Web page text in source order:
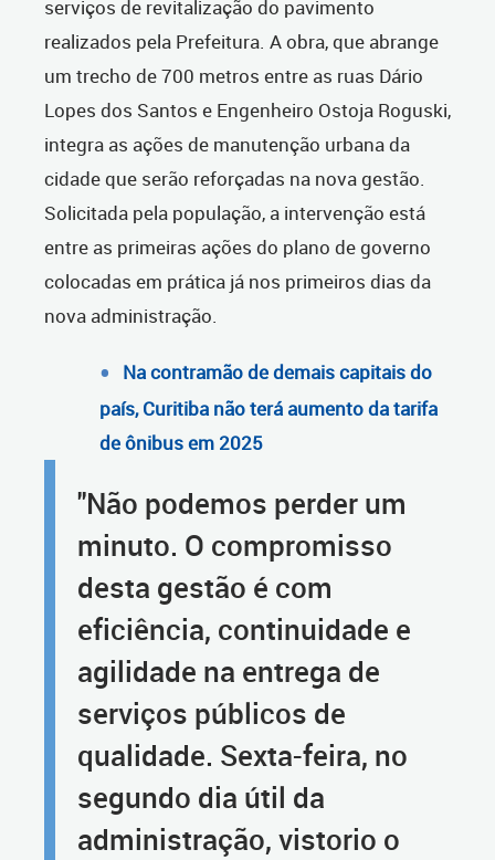
serviços de revitalização do pavimento
realizados pela Prefeitura. A obra, que abrange
um trecho de 700 metros entre as ruas Dário
Lopes dos Santos e Engenheiro Ostoja Roguski,
integra as ações de manutenção urbana da
cidade que serão reforçadas na nova gestão.
Solicitada pela população, a intervenção está
entre as primeiras ações do plano de governo
colocadas em prática já nos primeiros dias da
nova administração.
Na contramão de demais capitais do
país, Curitiba não terá aumento da tarifa
de ônibus em 2025
"Não podemos perder um
minuto. O compromisso
desta gestão é com
eficiência, continuidade e
agilidade na entrega de
serviços públicos de
qualidade. Sexta-feira, no
segundo dia útil da
administração, vistorio o